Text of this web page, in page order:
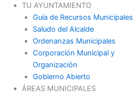
TU AYUNTAMIENTO
Guía de Recursos Municipales
Saludo del Alcalde
Ordenanzas Municipales
Corporación Municipal y
Organización
Gobierno Abierto
ÁREAS MUNICIPALES